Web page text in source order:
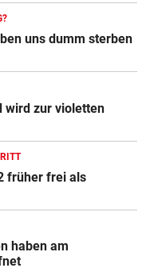
uns dumm sterben
wird zur violetten
früher frei als
haben am